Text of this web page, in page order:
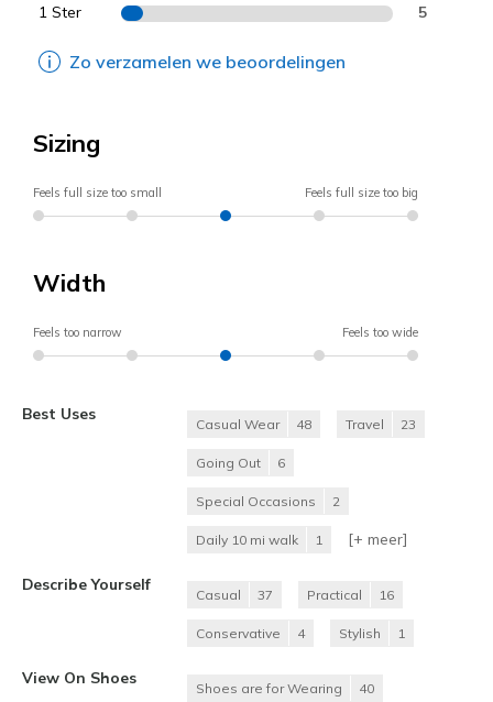
1 Ster 5
Zo verzamelen we beoordelingen
Sizing
Feels full size too small Feels full size too big
Width
Feels too narrow Feels too wide
Best Uses
Casual Wear 48 Travel 23
Going Out 6
Special Occasions 2
Daily 10 mi walk 1 [+ meer]
Describe Yourself
Casual 37 Practical 16
Conservative 4 Stylish 1
View On Shoes
Shoes are for Wearing 40